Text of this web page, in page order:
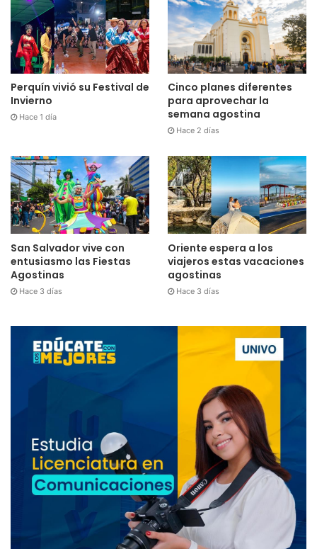
Perquín vivió su Festival de
Invierno
Hace 1 día
Cinco planes diferentes
para aprovechar la
semana agostina
Hace 2 días
San Salvador vive con
entusiasmo las Fiestas
Agostinas
Hace 3 días
Oriente espera a los
viajeros estas vacaciones
agostinas
Hace 3 días